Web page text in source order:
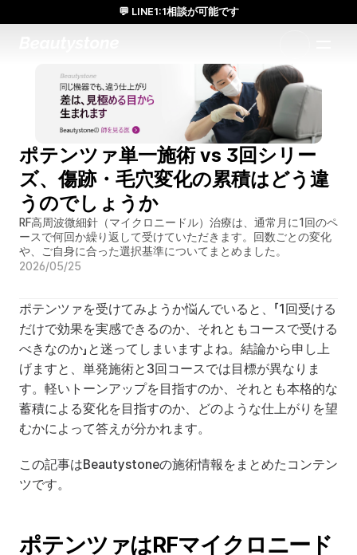
ポテンツァ単一施術 vs 3回シリー
ズ、傷跡・毛穴変化の累積はどう違
うのでしょうか
RF高周波微細針（マイクロニードル）治療は、通常月に1回のペ
ースで何回か繰り返して受けていただきます。回数ごとの変化
や、ご自身に合った選択基準についてまとめました。
2026/05/25
ポテンツァを受けてみようか悩んでいると、「1回受ける
だけで効果を実感できるのか、それともコースで受ける
べきなのか」と迷ってしまいますよね。結論から申し上
げますと、単発施術と3回コースでは目標が異なりま
す。軽いトーンアップを目指すのか、それとも本格的な
蓄積による変化を目指すのか、どのような仕上がりを望
むかによって答えが分かれます。
この記事はBeautystoneの施術情報をまとめたコンテン
ツです。
ポテンツァはRFマイクロニード
💬 LINE1:1相談が可能です
日本人通訳常駐／お得な体験価格／満足度の高い効果